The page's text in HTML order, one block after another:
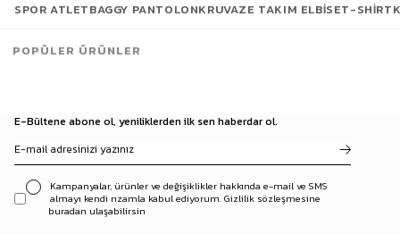
E-Bültene abone ol, yeniliklerden ilk sen haberdar ol.
Kampanyalar, ürünler ve değişiklikler hakkında e-mail ve SMS
almayı kendi rızamla kabul ediyorum. Gizlilik sözleşmesine
buradan ulaşabilirsin
SPOR ATLETBAGGY PANTOLONKRUVAZE TAKIM ELBISET-SHIRT
POPÜLER ÜRÜNLER